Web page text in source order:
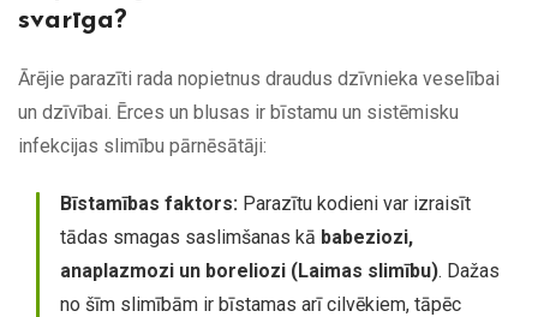
svarīga?
Ārējie parazīti rada nopietnus draudus dzīvnieka veselībai
un dzīvībai. Ērces un blusas ir bīstamu un sistēmisku
infekcijas slimību pārnēsātāji:
Bīstamības faktors: Parazītu kodieni var izraisīt
tādas smagas saslimšanas kā babeziozi,
anaplazmozi un boreliozi (Laimas slimību). Dažas
no šīm slimībām ir bīstamas arī cilvēkiem, tāpēc